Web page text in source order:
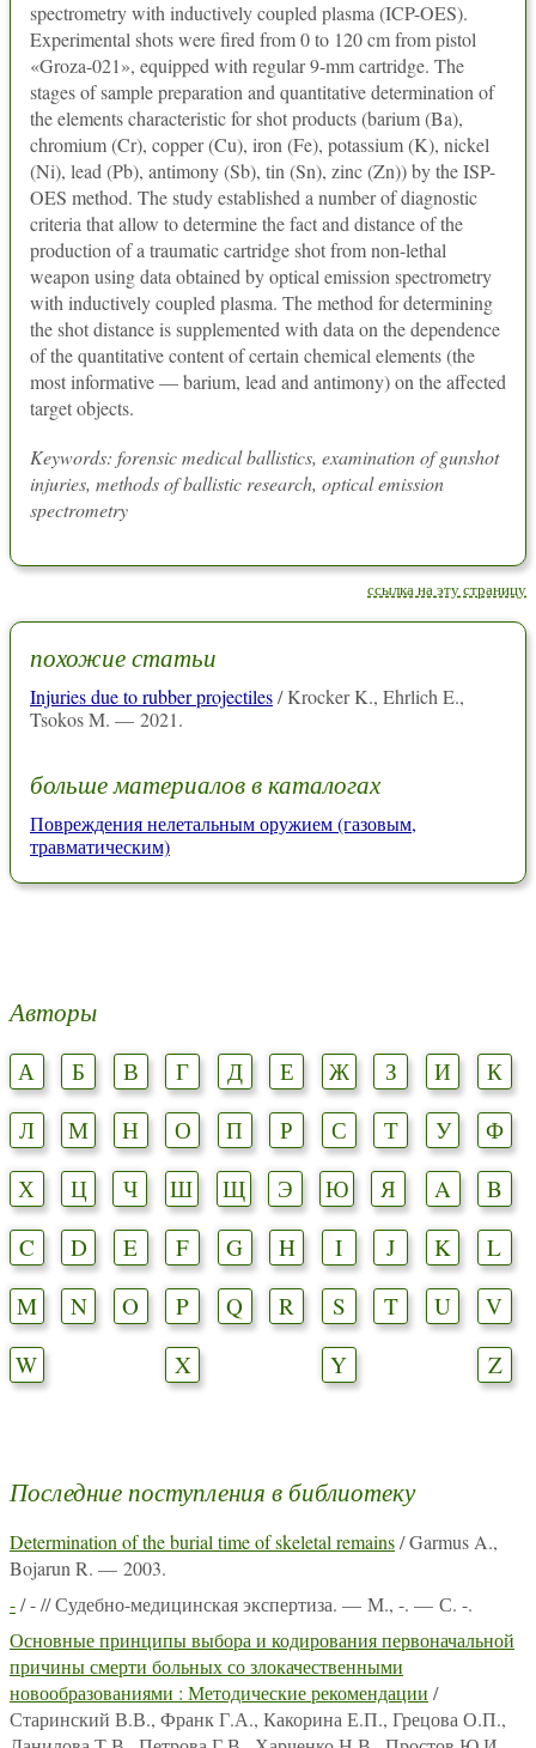
spectrometry with inductively coupled plasma (ICP-OES).
Experimental shots were fired from 0 to 120 cm from pistol
«Groza-021», equipped with regular 9-mm cartridge. The
stages of sample preparation and quantitative determination of
the elements characteristic for shot products (barium (Ba),
chromium (Cr), copper (Cu), iron (Fe), potassium (K), nickel
(Ni), lead (Pb), antimony (Sb), tin (Sn), zinc (Zn)) by the ISP-
OES method. The study established a number of diagnostic
criteria that allow to determine the fact and distance of the
production of a traumatic cartridge shot from non-lethal
weapon using data obtained by optical emission spectrometry
with inductively coupled plasma. The method for determining
the shot distance is supplemented with data on the dependence
of the quantitative content of certain chemical elements (the
most informative — barium, lead and antimony) on the affected
target objects.
Keywords: forensic medical ballistics, examination of gunshot
injuries, methods of ballistic research, optical emission
spectrometry
ссылка на эту страницу
похожие статьи
Injuries due to rubber projectiles/ Krocker K., Ehrlich E.,
Tsokos M. — 2021.
больше материалов в каталогах
Повреждения нелетальным оружием (газовым,
травматическим)
Авторы
А Б В Г Д Е Ж З И
К
Л
М Н О П Р С Т У
Ф
Х
Ц Ч Ш Щ Э Ю Я A
B
C
D E F G H I J K
L
M
N O P Q R S T U
V
W
X Y Z
Последние поступления в библиотеку
Determination of the burial time of skeletal remains/ Garmus A.,
Bojarun R. — 2003.
-/ - // Судебно-медицинская экспертиза. — М., -. — С. -.
Основные принципы выбора и кодирования первоначальной
причины смерти больных со злокачественными
новообразованиями : Методические рекомендации /
Старинский В.В., Франк Г.А., Какорина Е.П., Грецова О.П.,